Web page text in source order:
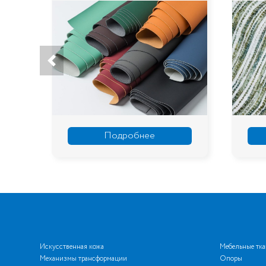
Подробнее
Искусственная кожа Мебельные
Механизмы трансформации
Опоры